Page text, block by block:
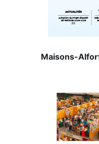
Maisons-